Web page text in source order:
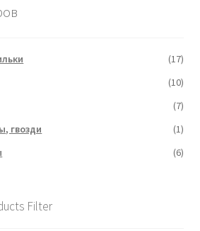
(17)
(10)
(7)
гвозди
(1)
(6)
Filter